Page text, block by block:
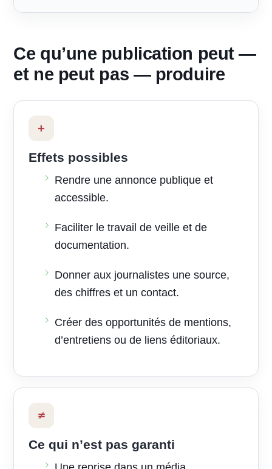
Ce qu’une publication peut —
et ne peut pas — produire
+
Effets possibles
Rendre une annonce publique et
accessible.
Faciliter le travail de veille et de
documentation.
Donner aux journalistes une source,
des chiffres et un contact.
Créer des opportunités de mentions,
d’entretiens ou de liens éditoriaux.
≠
Ce qui n’est pas garanti